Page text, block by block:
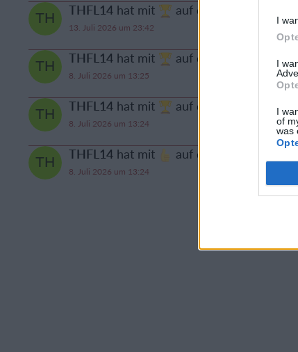
I
I
I
of
was
THFL14 hat mit auf den Beitrag von
13. Juli 2026 um 23:42
THFL14 hat mit auf den Beitrag von
8. Juli 2026 um 13:25
THFL14 hat mit auf den Beitrag von
8. Juli 2026 um 13:24
THFL14 hat mit auf den Beitrag von
8. Juli 2026 um 13:24